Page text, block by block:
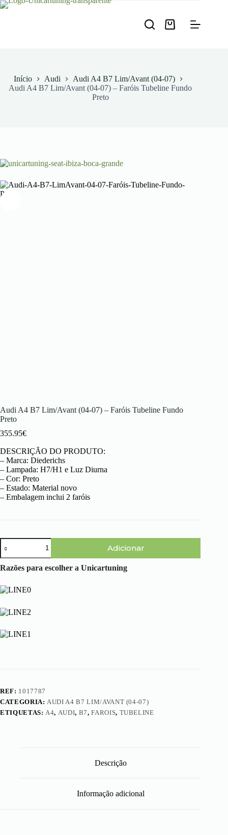
Pular
Carrinho
Início Audi
Audi A4 B7 Lim/Avant (04-07)
Audi A4 B7 Lim/Avant (04-07) – Faróis Tubeline Fundo
Preto
Audi A4 B7 Lim/Avant (04-07) – Faróis Tubeline Fundo
Preto
355.95€
DESCRIÇÃO DO PRODUTO:
– Marca: Diederichs
– Lampada: H7/H1 e Luz Diurna
– Cor: Preto
– Estado: Material novo
– Embalagem inclui 2 faróis
Quantidade
de
Audi
A4
Lim/Avant
(04-
-
Tubeline
Fundo
Adicionar
Razões para escolher a Unicartuning
REF: 1017787
CATEGORIA: AUDI A4 B7 LIM/AVANT (04-07)
ETIQUETAS: A4, AUDI, B7,FAROIS, TUBELINE
Descrição
Informação adicional